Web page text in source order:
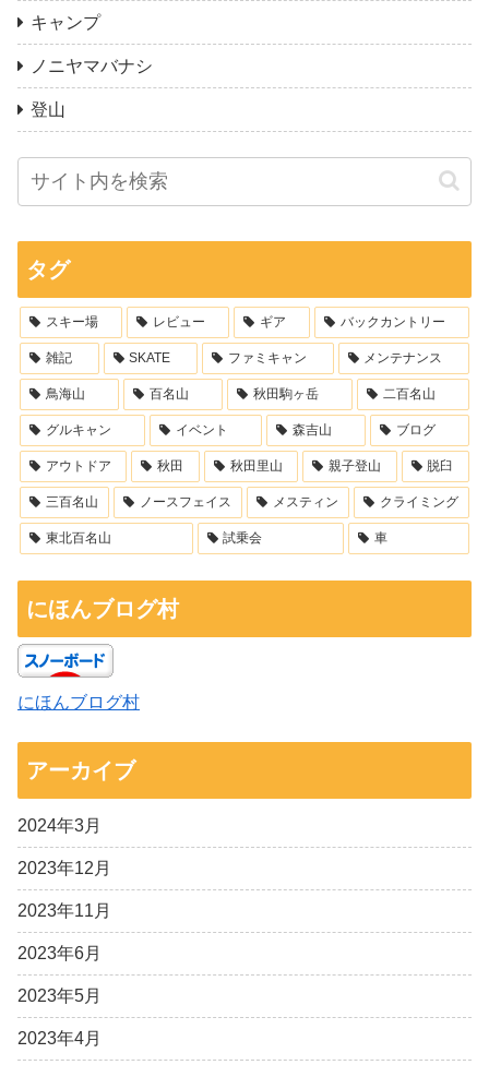
キャンプ
ノニヤマバナシ
登山
タグ
スキー場 レビュー ギア バックカントリー
雑記 SKATE ファミキャン メンテナンス
鳥海山 百名山 秋田駒ヶ岳 二百名山
グルキャン イベント 森吉山 ブログ
アウトドア 秋田 秋田里山 親子登山 脱臼
三百名山 ノースフェイス メスティン クライミング
東北百名山 試乗会 車
にほんブログ村
にほんブログ村
アーカイブ
2024年3月
2023年12月
2023年11月
2023年6月
2023年5月
2023年4月